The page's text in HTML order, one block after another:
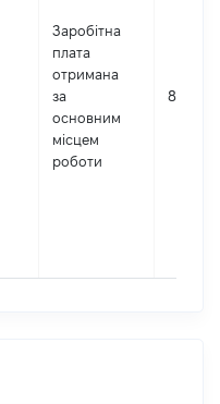
Заробітна
плата
отримана
за
основним
місцем
роботи
83591